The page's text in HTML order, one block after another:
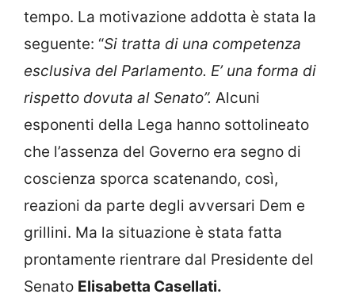
tempo. La motivazione addotta è stata la
seguente: “Si tratta di una competenza
esclusiva del Parlamento. E’ una forma di
rispetto dovuta al Senato”. Alcuni
esponenti della Lega hanno sottolineato
che l’assenza del Governo era segno di
coscienza sporca scatenando, così,
reazioni da parte degli avversari Dem e
grillini. Ma la situazione è stata fatta
prontamente rientrare dal Presidente del
Senato Elisabetta Casellati.